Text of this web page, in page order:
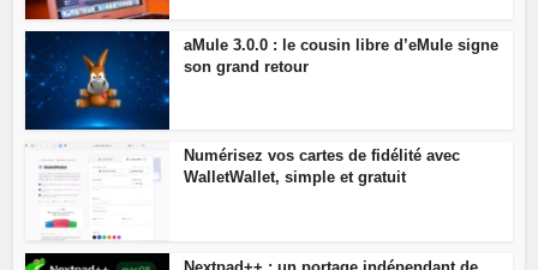
aMule 3.0.0 : le cousin libre d’eMule signe
son grand retour
Numérisez vos cartes de fidélité avec
WalletWallet, simple et gratuit